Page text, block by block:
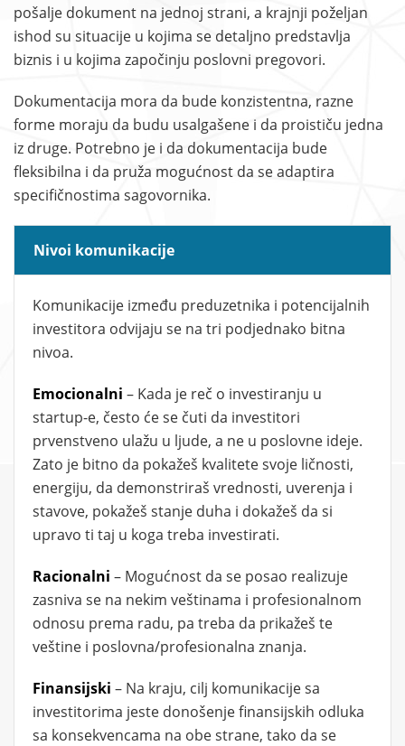
pošalje dokument na jednoj strani, a krajnji poželjan
ishod su situacije u kojima se detaljno predstavlja
biznis i u kojima započinju poslovni pregovori.
Dokumentacija mora da bude konzistentna, razne
forme moraju da budu usalgašene i da proističu jedna
iz druge. Potrebno je i da dokumentacija bude
fleksibilna i da pruža mogućnost da se adaptira
specifičnostima sagovornika.
Nivoi komunikacije
Komunikacije između preduzetnika i potencijalnih
investitora odvijaju se na tri podjednako bitna
nivoa.
Emocionalni – Kada je reč o investiranju u
startup-e, često će se čuti da investitori
prvenstveno ulažu u ljude, a ne u poslovne ideje.
Zato je bitno da pokažeš kvalitete svoje ličnosti,
energiju, da demonstriraš vrednosti, uverenja i
stavove, pokažeš stanje duha i dokažeš da si
upravo ti taj u koga treba investirati.
Racionalni – Mogućnost da se posao realizuje
zasniva se na nekim veštinama i profesionalnom
odnosu prema radu, pa treba da prikažeš te
veštine i poslovna/profesionalna znanja.
Finansijski – Na kraju, cilj komunikacije sa
investitorima jeste donošenje finansijskih odluka
sa konsekvencama na obe strane, tako da se